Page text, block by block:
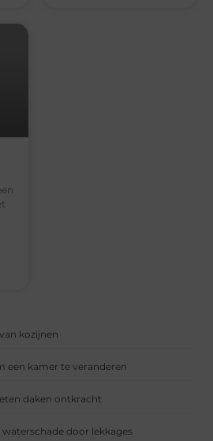
kozijnen
een kamer te veranderen
daken ontkracht
door lekkages